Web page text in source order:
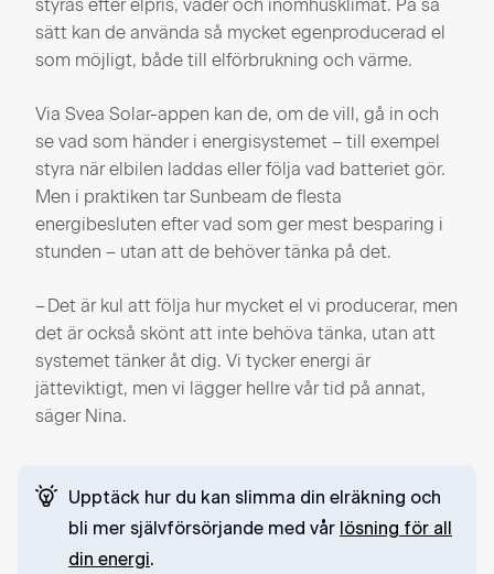
styras efter elpris, väder och inomhusklimat. På så
sätt kan de använda så mycket egenproducerad el
som möjligt, både till elförbrukning och värme.
Via Svea Solar-appen kan de, om de vill, gå in och
se vad som händer i energisystemet – till exempel
styra när elbilen laddas eller följa vad batteriet gör.
Men i praktiken tar Sunbeam de flesta
energibesluten efter vad som ger mest besparing i
stunden – utan att de behöver tänka på det.
– Det är kul att följa hur mycket el vi producerar, men
det är också skönt att inte behöva tänka, utan att
systemet tänker åt dig. Vi tycker energi är
jätteviktigt, men vi lägger hellre vår tid på annat,
säger Nina.
Upptäck hur du kan slimma din elräkning och
bli mer självförsörjande med vår lösning för all
din energi.